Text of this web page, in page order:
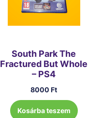
South Park The
Fractured But Whole
– PS4
8000Ft
Kosárba teszem